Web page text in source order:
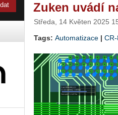
Zuken uvádí
Středa, 14 Květen 2025
Tags: Automatizace |